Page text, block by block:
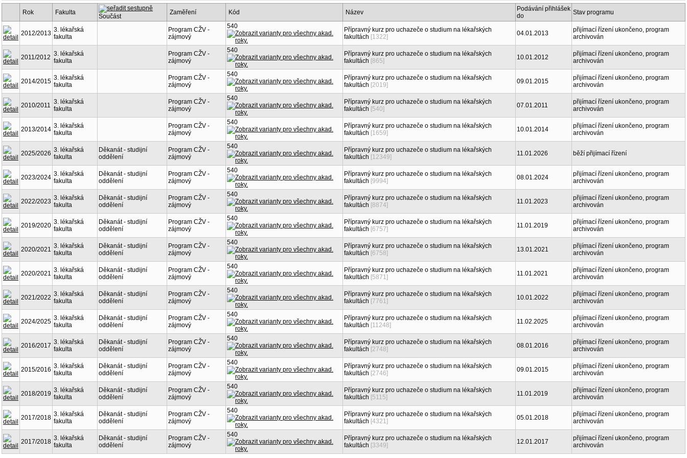
Rok Fakulta
Součást
Zaměření Kód Název
Podávání přihlášek
do
Stav programu
2012/2013 3. lékařská
fakulta
Program CŽV -
zájmový
540
Přípravný kurz pro uchazeče o studium na lékařských
fakultách [1322] 04.01.2013
přijímací řízení ukončeno, program
archivován
2011/2012 3. lékařská
fakulta
Program CŽV -
zájmový
540
Přípravný kurz pro uchazeče o studium na lékařských
fakultách [865] 10.01.2012
přijímací řízení ukončeno, program
archivován
2014/2015 3. lékařská
fakulta
Program CŽV -
zájmový
540
Přípravný kurz pro uchazeče o studium na lékařských
fakultách [2019] 09.01.2015
přijímací řízení ukončeno, program
archivován
2010/2011 3. lékařská
fakulta
Program CŽV -
zájmový
540
Přípravný kurz pro uchazeče o studium na lékařských
fakultách [540] 07.01.2011
přijímací řízení ukončeno, program
archivován
2013/2014 3. lékařská
fakulta
Program CŽV -
zájmový
540
Přípravný kurz pro uchazeče o studium na lékařských
fakultách [1659] 10.01.2014
přijímací řízení ukončeno, program
archivován
2025/2026 3. lékařská
fakulta
Děkanát - studijní
oddělení
Program CŽV -
zájmový
540
Přípravný kurz pro uchazeče o studium na lékařských
fakultách [12349] 11.01.2026 běží přijímací řízení
2023/2024 3. lékařská
fakulta
Děkanát - studijní
oddělení
Program CŽV -
zájmový
540
Přípravný kurz pro uchazeče o studium na lékařských
fakultách [9994] 08.01.2024
přijímací řízení ukončeno, program
archivován
2022/2023 3. lékařská
fakulta
Děkanát - studijní
oddělení
Program CŽV -
zájmový
540
Přípravný kurz pro uchazeče o studium na lékařských
fakultách [8874] 11.01.2023
přijímací řízení ukončeno, program
archivován
2019/2020 3. lékařská
fakulta
Děkanát - studijní
oddělení
Program CŽV -
zájmový
540
Přípravný kurz pro uchazeče o studium na lékařských
fakultách [6757] 11.01.2019
přijímací řízení ukončeno, program
archivován
2020/2021 3. lékařská
fakulta
Děkanát - studijní
oddělení
Program CŽV -
zájmový
540
Přípravný kurz pro uchazeče o studium na lékařských
fakultách [6758] 13.01.2021
přijímací řízení ukončeno, program
archivován
2020/2021 3. lékařská
fakulta
Děkanát - studijní
oddělení
Program CŽV -
zájmový
540
Přípravný kurz pro uchazeče o studium na lékařských
fakultách [5871] 11.01.2021
přijímací řízení ukončeno, program
archivován
2021/2022 3. lékařská
fakulta
Děkanát - studijní
oddělení
Program CŽV -
zájmový
540
Přípravný kurz pro uchazeče o studium na lékařských
fakultách [7761] 10.01.2022
přijímací řízení ukončeno, program
archivován
2024/2025 3. lékařská
fakulta
Děkanát - studijní
oddělení
Program CŽV -
zájmový
540
Přípravný kurz pro uchazeče o studium na lékařských
fakultách [11248] 11.02.2025
přijímací řízení ukončeno, program
archivován
2016/2017 3. lékařská
fakulta
Děkanát - studijní
oddělení
Program CŽV -
zájmový
540
Přípravný kurz pro uchazeče o studium na lékařských
fakultách [2748] 08.01.2016
přijímací řízení ukončeno, program
archivován
2015/2016 3. lékařská
fakulta
Děkanát - studijní
oddělení
Program CŽV -
zájmový
540
Přípravný kurz pro uchazeče o studium na lékařských
fakultách [2746] 09.01.2015
přijímací řízení ukončeno, program
archivován
2018/2019 3. lékařská
fakulta
Děkanát - studijní
oddělení
Program CŽV -
zájmový
540
Přípravný kurz pro uchazeče o studium na lékařských
fakultách [5115] 11.01.2019
přijímací řízení ukončeno, program
archivován
2017/2018 3. lékařská
fakulta
Děkanát - studijní
oddělení
Program CŽV -
zájmový
540
Přípravný kurz pro uchazeče o studium na lékařských
fakultách [4321] 05.01.2018
přijímací řízení ukončeno, program
archivován
2017/2018 3. lékařská
fakulta
Děkanát - studijní
oddělení
Program CŽV -
zájmový
540
Přípravný kurz pro uchazeče o studium na lékařských
fakultách [3349] 12.01.2017
přijímací řízení ukončeno, program
archivován